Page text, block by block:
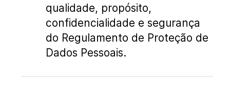
qualidade, propósito,
confidencialidade e segurança
do Regulamento de Proteção de
Dados Pessoais.